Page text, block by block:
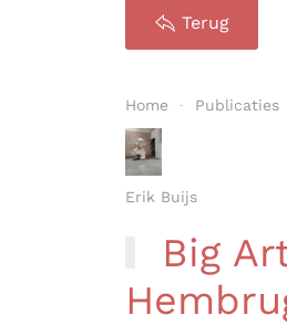
Terug
Home Publicaties
Erik Buijs
Big